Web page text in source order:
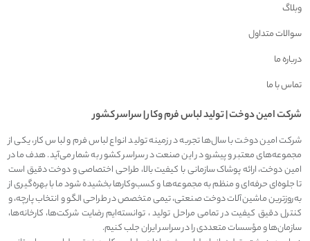
وبلاگ
سوالات متداول
درباره ما
تماس با ما
شرکت امين دوخت | توليد لباس فرم وکار | سراسر کشور
شرکت امین دوخت با سال‌ها تجربه در زمینه تولید انواع لباس فرم و لباس کار، یکی از
مجموعه‌های معتبر و پیشرو در این صنعت در سراسر کشور به شمار می‌آید. هدف ما در
امین دوخت، ارائه پوشاک سازمانی با کیفیت بالا، طراحی اختصاصی و دوخت دقیق است
تا جلوه‌ای حرفه‌ای و منظم به مجموعه‌ها و کسب‌وکارها بخشیده شود ما با بهره‌گیری از
به‌روزترین ماشین‌آلات دوخت صنعتی، تیمی متخصص در طراحی الگو و انتخاب پارچه، و
کنترل دقیق کیفیت در تمامی مراحل تولید ، توانسته‌ایم رضایت شرکت‌ها، کارخانه‌ها،
سازمان‌ها و مؤسسات متعددی را در سراسر ایران جلب کنیم.